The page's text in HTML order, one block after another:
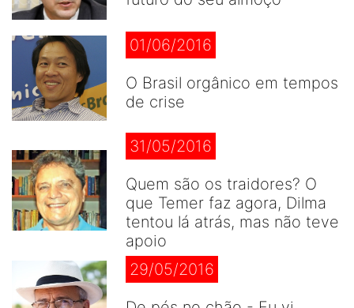
01/06/2016
O Brasil orgânico em tempos
de crise
31/05/2016
Quem são os traidores? O
que Temer faz agora, Dilma
tentou lá atrás, mas não teve
apoio
29/05/2016